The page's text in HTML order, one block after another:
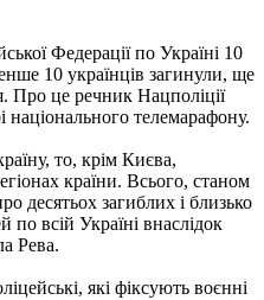
Федерації по Україні 10
10 українців загинули, ще
Про це речник Нацполіції
національного телемарафону.
то, крім Києва,
країни. Всього, станом
десятьох загиблих і близько
всій Україні внаслідок
Рева.
які фіксують воєнні